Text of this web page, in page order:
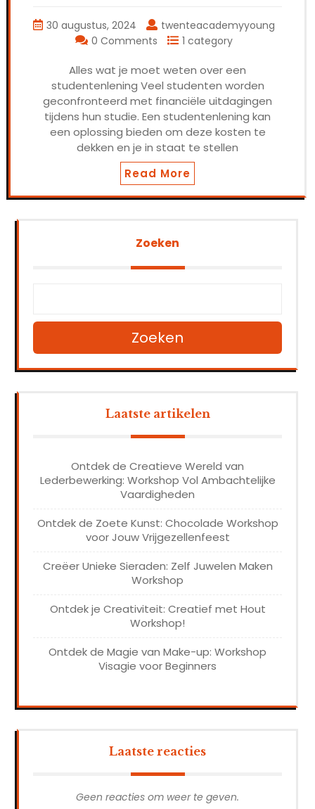
30 augustus, 2024
twenteacademyyoung
0 Comments
1 category
Alles wat je moet weten over een
studentenlening Veel studenten worden
geconfronteerd met financiële uitdagingen
tijdens hun studie. Een studentenlening kan
een oplossing bieden om deze kosten te
dekken en je in staat te stellen
Read More
Zoeken
Zoeken
Laatste artikelen
Ontdek de Creatieve Wereld van
Lederbewerking: Workshop Vol Ambachtelijke
Vaardigheden
Ontdek de Zoete Kunst: Chocolade Workshop
voor Jouw Vrijgezellenfeest
Creëer Unieke Sieraden: Zelf Juwelen Maken
Workshop
Ontdek je Creativiteit: Creatief met Hout
Workshop!
Ontdek de Magie van Make-up: Workshop
Visagie voor Beginners
Laatste reacties
Geen reacties om weer te geven.